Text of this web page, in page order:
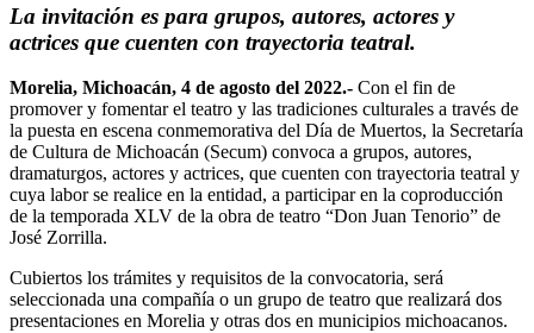
La invitación es para grupos, autores, actores y
actrices que cuenten con trayectoria teatral.
Morelia, Michoacán, 4 de agosto del 2022.- Con el fin de
promover y fomentar el teatro y las tradiciones culturales a través de
la puesta en escena conmemorativa del Día de Muertos, la Secretaría
de Cultura de Michoacán (Secum) convoca a grupos, autores,
dramaturgos, actores y actrices, que cuenten con trayectoria teatral y
cuya labor se realice en la entidad, a participar en la coproducción
de la temporada XLV de la obra de teatro “Don Juan Tenorio” de
José Zorrilla.
Cubiertos los trámites y requisitos de la convocatoria, será
seleccionada una compañía o un grupo de teatro que realizará dos
presentaciones en Morelia y otras dos en municipios michoacanos.